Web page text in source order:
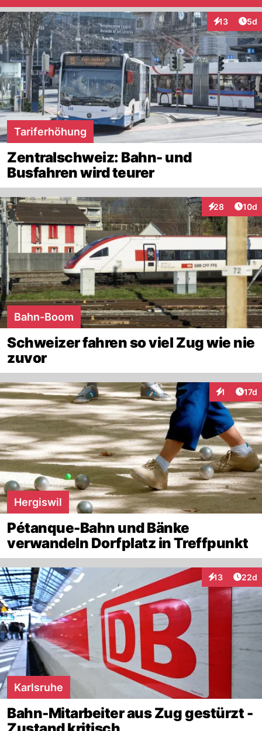
13
Interaktionen
5d
Tariferhöhung
Zentralschweiz: Bahn- und
Busfahren wird teurer
28
Interaktionen
10d
Bahn-Boom
Schweizer fahren so viel Zug wie nie
zuvor
1 17d
Hergiswil
Pétanque-Bahn und Bänke
verwandeln Dorfplatz in Treffpunkt
13
Interaktionen
22d
Karlsruhe
Bahn-Mitarbeiter aus Zug gestürzt -